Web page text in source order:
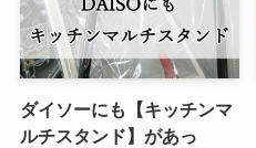
ダイソーにも【キッチンマ
ルチスタンド】があっ